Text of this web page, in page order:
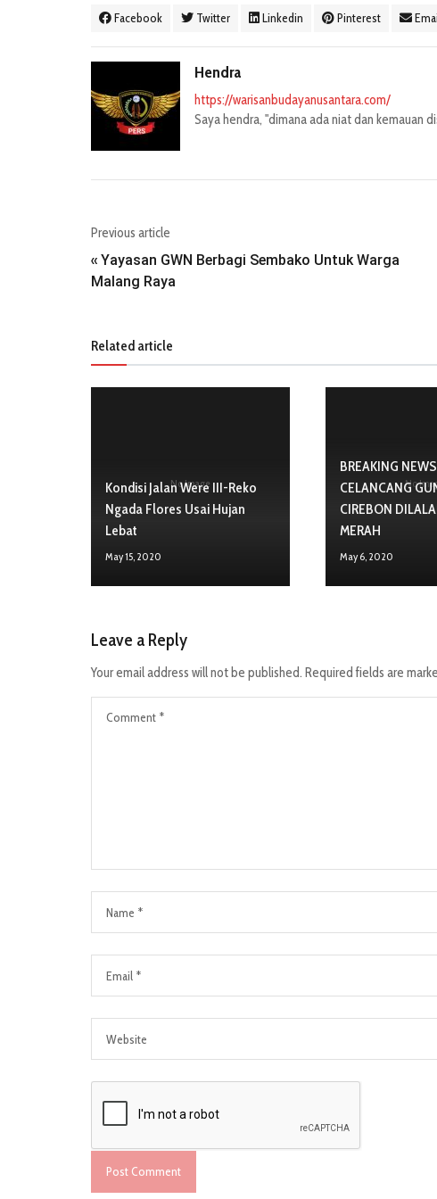
Facebook Twitter Linkedin Pinterest
Hendra
https://warisanbudayanusantara.com/
Saya hendra, "dimana ada niat dan kemauan
Previous article
« Yayasan GWN Berbagi Sembako Untuk Warga
Malang Raya
Related article
No Image
Kondisi Jalan Were III-Reko
Ngada Flores Usai Hujan
Lebat
May 15, 2020
No
BREAKING
CELANCANG
CIREBON
MERAH
May 6, 2020
Leave a Reply
Your email address will not be published. Required fields are